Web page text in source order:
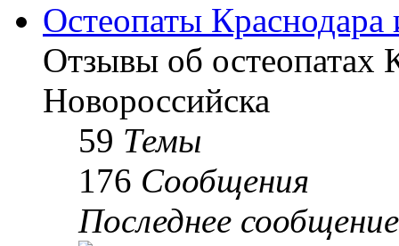
Остеопаты Краснодара
Отзывы об остеопатах
Новороссийска
59 Темы
176 Сообщения
Последнее сообщение